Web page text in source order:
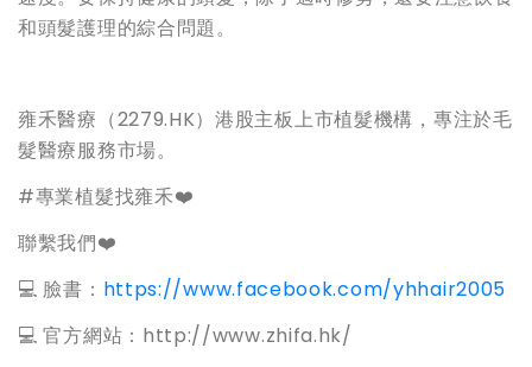
和頭髮護理的綜合問題。
雍禾醫療（2279.HK）港股主板上市植髮機構，專注於毛
髮醫療服務市場。
#專業植髮找雍禾❤️
聯繫我們❤️
💻 臉書： https://www.facebook.com/yhhair2005
💻 官方網站：http://www.zhifa.hk/